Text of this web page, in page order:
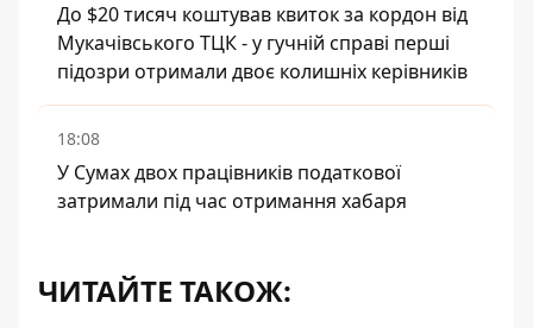
До $20 тисяч коштував квиток за кордон від
Мукачівського ТЦК - у гучній справі перші
підозри отримали двоє колишніх керівників
18:08
У Сумах двох працівників податкової
затримали під час отримання хабаря
ЧИТАЙТЕ ТАКОЖ: